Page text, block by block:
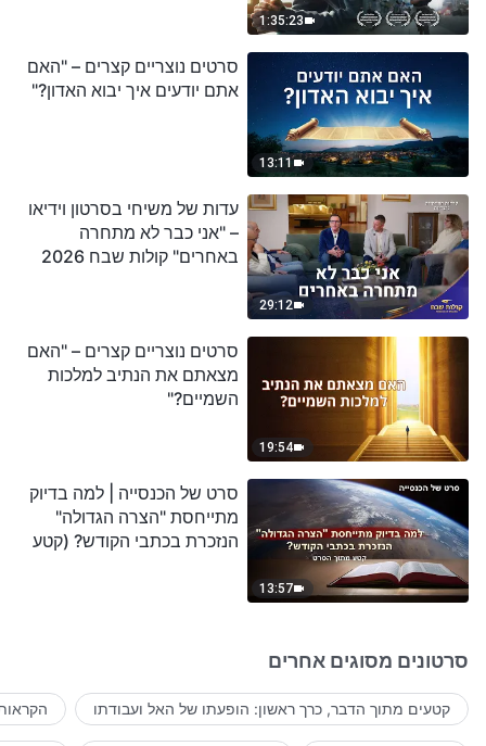
1:35:23
13:11
סרטים נוצריים קצרים – "האם
אתם יודעים איך יבוא האדון?"
29:12
עדות של משיחי בסרטון וידיאו
– "אני כבר לא מתחרה
באחרים" קולות שבח 2026
19:54
סרטים נוצריים קצרים – "האם
מצאתם את הנתיב למלכות
השמיים?"
13:57
סרט של הכנסייה | למה בדיוק
מתייחסת "הצרה הגדולה"
הנזכרת בכתבי הקודש? (קטע
סרטונים מסוגים אחרים
קטעים מתוך הדבר, כרך ראשון: הופעתו של האל ועבודתו